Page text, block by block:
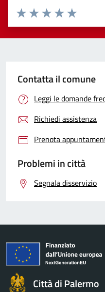
Valuta 5
Valuta 4 stelle
Valuta 3 stelle su 5
Valuta 2 stelle su 5
Valuta 1 stelle su 5
Contatta il comune
Leggi le domande
Richiedi assistenza
Prenota
Problemi in città
Segnala disservizio
Città di Palermo